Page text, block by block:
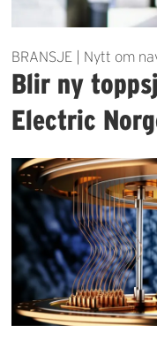
BRANSJE | Nytt om
Blir ny
Electric